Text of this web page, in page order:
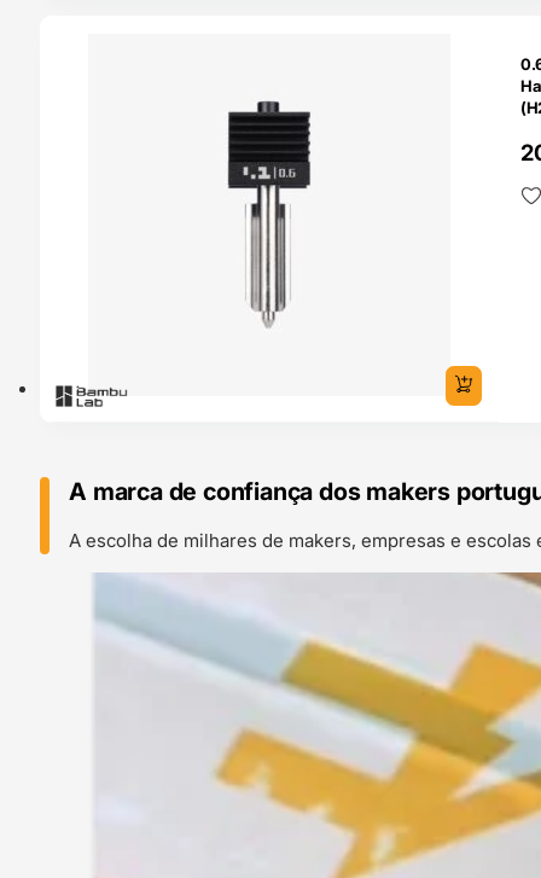
A marca de confiança dos makers
A escolha de milhares de makers, empresas e escolas